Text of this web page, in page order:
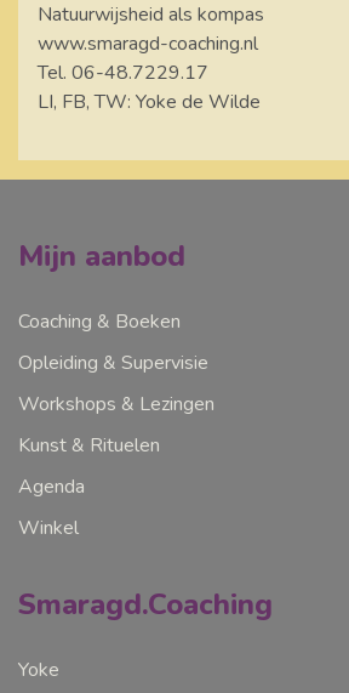
Natuurwijsheid als kompas
www.smaragd-coaching.nl
Tel. 06-48.7229.17
LI, FB, TW: Yoke de Wilde
Mijn aanbod
Coaching & Boeken
Opleiding & Supervisie
Workshops & Lezingen
Kunst & Rituelen
Agenda
Winkel
Smaragd.Coaching
Yoke